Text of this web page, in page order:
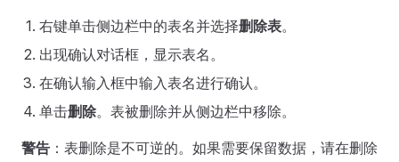
右键单击侧边栏中的表名并选择删除表。
出现确认对话框，显示表名。
在确认输入框中输入表名进行确认。
单击删除。表被删除并从侧边栏中移除。
警告 ：表删除是不可逆的。如果需要保留数据，请在删除